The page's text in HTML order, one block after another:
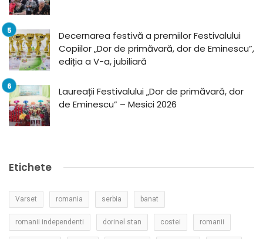
Decernarea festivă a premiilor Festivalului
Copiilor „Dor de primăvară, dor de Eminescu”,
ediția a V-a, jubiliară
Laureații Festivalului „Dor de primăvară, dor
de Eminescu” – Mesici 2026
Etichete
Varset romania serbia banat
romanii independenti dorinel stan costei romanii